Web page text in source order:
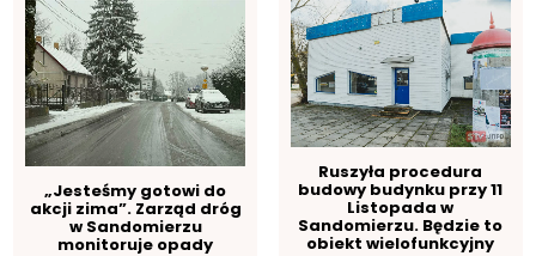
„Jesteśmy gotowi do
akcji zima”. Zarząd dróg
w Sandomierzu
monitoruje opady
Ruszyła procedura
budowy budynku przy 11
Listopada w
Sandomierzu. Będzie to
obiekt wielofunkcyjny